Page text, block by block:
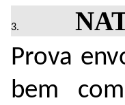
Prova
bem